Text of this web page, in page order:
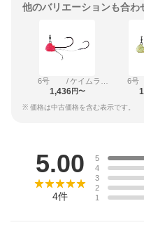
他のバリエーションも合わ
6号 /
1,436円〜
6号
※ 価格は中古価格を含む表示です。
5.00
4件
5
4
3
2
1